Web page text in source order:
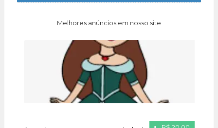
Melhores anúncios em nosso site